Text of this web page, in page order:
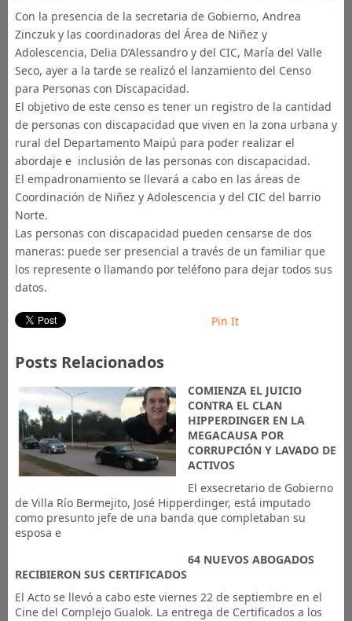
Con la presencia de la secretaria de Gobierno, Andrea
Zinczuk y las coordinadoras del Área de Niñez y
Adolescencia, Delia D’Alessandro y del CIC, María del Valle
Seco, ayer a la tarde se realizó el lanzamiento del Censo
para Personas con Discapacidad.
El objetivo de este censo es tener un registro de la cantidad
de personas con discapacidad que viven en la zona urbana y
rural del Departamento Maipú para poder realizar el
abordaje e inclusión de las personas con discapacidad.
El empadronamiento se llevará a cabo en las áreas de
Coordinación de Niñez y Adolescencia y del CIC del barrio
Norte.
Las personas con discapacidad pueden censarse de dos
maneras: puede ser presencial a través de un familiar que
los represente o llamando por teléfono para dejar todos sus
datos.
Pin It
Posts Relacionados
COMIENZA EL JUICIO
CONTRA EL CLAN
HIPPERDINGER EN LA
MEGACAUSA POR
CORRUPCIÓN Y LAVADO DE
ACTIVOS
El exsecretario de Gobierno
de Villa Río Bermejito, José Hipperdinger, está imputado
como presunto jefe de una banda que completaban su
esposa e
64 NUEVOS ABOGADOS
RECIBIERON SUS CERTIFICADOS
El Acto se llevó a cabo este viernes 22 de septiembre en el
Cine del Complejo Gualok. La entrega de Certificados a los